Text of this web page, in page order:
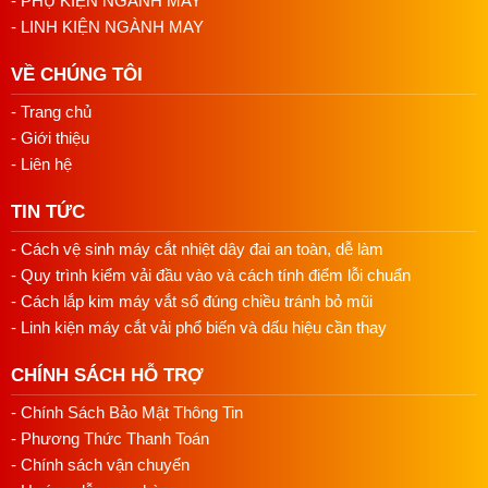
Xác Định Vị Trí : Xác định vị trí lắp đặt cho mô tơ mới
trên máy may, thường là gần các bộ phận khác mà
mô tơ sẽ làm việc cùng.
Lắp đặt bo mạch: Đặt hộp bo vào vị trí và sử dụng
Đảm bảo mô tơ được lắp đặt một cách chắc chắn và
Kết Nối Dây Điện
nguồn điện của máy may. Đảm bảo kết nối chính xác
và chặt chẽ để tránh sự cố điện.
Bước 4: Kiểm Tra và Kiểm Soát
lắp đặt xong để đảm bảo không có lỗi kỹ thuật.
Kiểm Tra Chức Năng: Kích hoạt máy may và kiểm
tra chức năng của mô tơ, bao gồm kiểm tra tốc độ,
lực xoắn và các tính năng điều chỉnh khác.
- LINH KIỆN NGÀNH MAY
VỀ CHÚNG TÔI
- Trang chủ
- Giới thiệu
- Liên hệ
TIN TỨC
- Cách vệ sinh máy cắt nhiệt dây đai an toàn, dễ làm
- Quy trình kiểm vải đầu vào và cách tính điểm lỗi chuẩn
- Cách lắp kim máy vắt sổ đúng chiều tránh bỏ mũi
- Linh kiện máy cắt vải phổ biến và dấu hiệu cần thay
CHÍNH SÁCH HỖ TRỢ
- Chính Sách Bảo Mật Thông Tin
- Phương Thức Thanh Toán
- Chính sách vận chuyển